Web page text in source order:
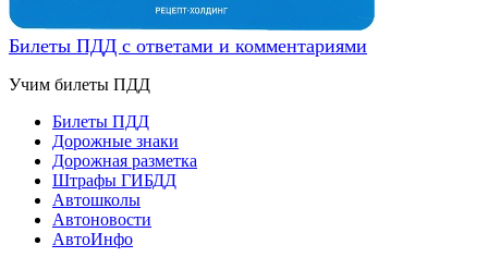
Билеты ПДД с ответами и комментариями
Учим билеты ПДД
Билеты ПДД
Дорожные знаки
Дорожная разметка
Штрафы ГИБДД
Автошколы
Автоновости
АвтоИнфо